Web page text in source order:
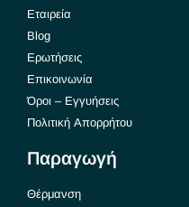
Εταιρεία
Blog
Ερωτήσεις
Επικοινωνία
Όροι – Εγγυήσεις
Πολιτική Απορρήτου
Παραγωγή
Θέρμανση